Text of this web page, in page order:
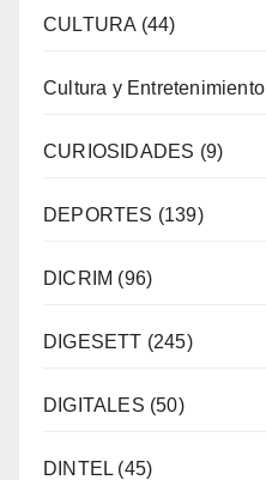
CULTURA (44)
Cultura y Entretenimiento
CURIOSIDADES (9)
DEPORTES (139)
DICRIM (96)
DIGESETT (245)
DIGITALES (50)
DINTEL (45)